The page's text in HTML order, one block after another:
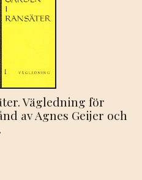
Vägledning för
av Agnes Geijer och